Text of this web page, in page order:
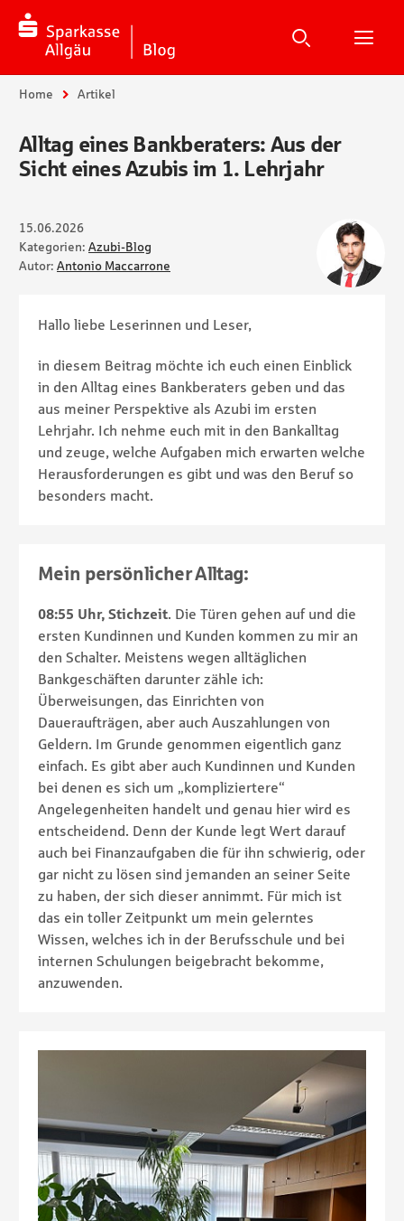
Suche
Suche
Sie sind hier:
Home Artikel
Alltag eines Bankberaters: Aus der
Sicht eines Azubis im 1. Lehrjahr
15.06.2026
Kategorien: Azubi-Blog
Autor: Antonio Maccarrone
Hallo liebe Leserinnen und Leser,
in diesem Beitrag möchte ich euch einen Einblick
in den Alltag eines Bankberaters geben und das
aus meiner Perspektive als Azubi im ersten
Lehrjahr. Ich nehme euch mit in den Bankalltag
und zeuge, welche Aufgaben mich erwarten welche
Herausforderungen es gibt und was den Beruf so
besonders macht.
Mein persönlicher Alltag:
08:55 Uhr, Stichzeit. Die Türen gehen auf und die
ersten Kundinnen und Kunden kommen zu mir an
den Schalter. Meistens wegen alltäglichen
Bankgeschäften darunter zähle ich:
Überweisungen, das Einrichten von
Daueraufträgen, aber auch Auszahlungen von
Geldern. Im Grunde genommen eigentlich ganz
einfach. Es gibt aber auch Kundinnen und Kunden
bei denen es sich um „kompliziertere“
Angelegenheiten handelt und genau hier wird es
entscheidend. Denn der Kunde legt Wert darauf
auch bei Finanzaufgaben die für ihn schwierig, oder
gar nicht zu lösen sind jemanden an seiner Seite
zu haben, der sich dieser annimmt. Für mich ist
das ein toller Zeitpunkt um mein gelerntes
Wissen, welches ich in der Berufsschule und bei
internen Schulungen beigebracht bekomme,
anzuwenden.